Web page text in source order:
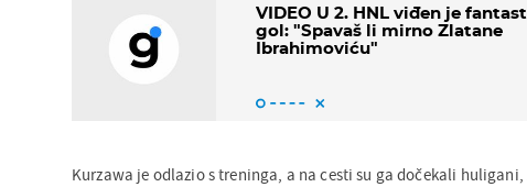
VIDEO U 2. HNL viđen je
gol: "Spavaš li mirno Zlatane
Ibrahimoviću"
Kurzawa je odlazio s treninga, a na cesti su ga dočekali